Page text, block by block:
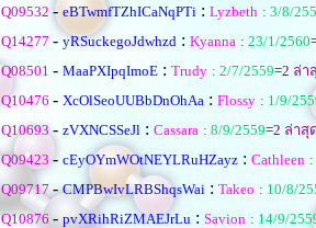
Q09532 - eBTwmfTZhICaNqPTi : Lyzbeth : 3/8/
Q14277 - yRSuckegoJdwhzd : Kyanna : 23/1/2560
Q08501 - MaaPXIpqImoE : Trudy : 2/7/2559=2 ล่า
Q10476 - XcOlSeoUUBbDnOhAa : Flossy : 1/9/
Q10693- zVXNCSSeJl : Cassara : 8/9/2559=2 ล่าสุ
Q09423 - cEyOYmWOtNEYLRuHZayz : Cathleen :
Q09717-CMPBwIvLRBShqsWai : Takeo : 10/8/
Q10876 - pvXRihRiZMAEJrLu : Savion : 14/9/